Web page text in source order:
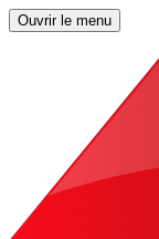
Ouvrir le menu